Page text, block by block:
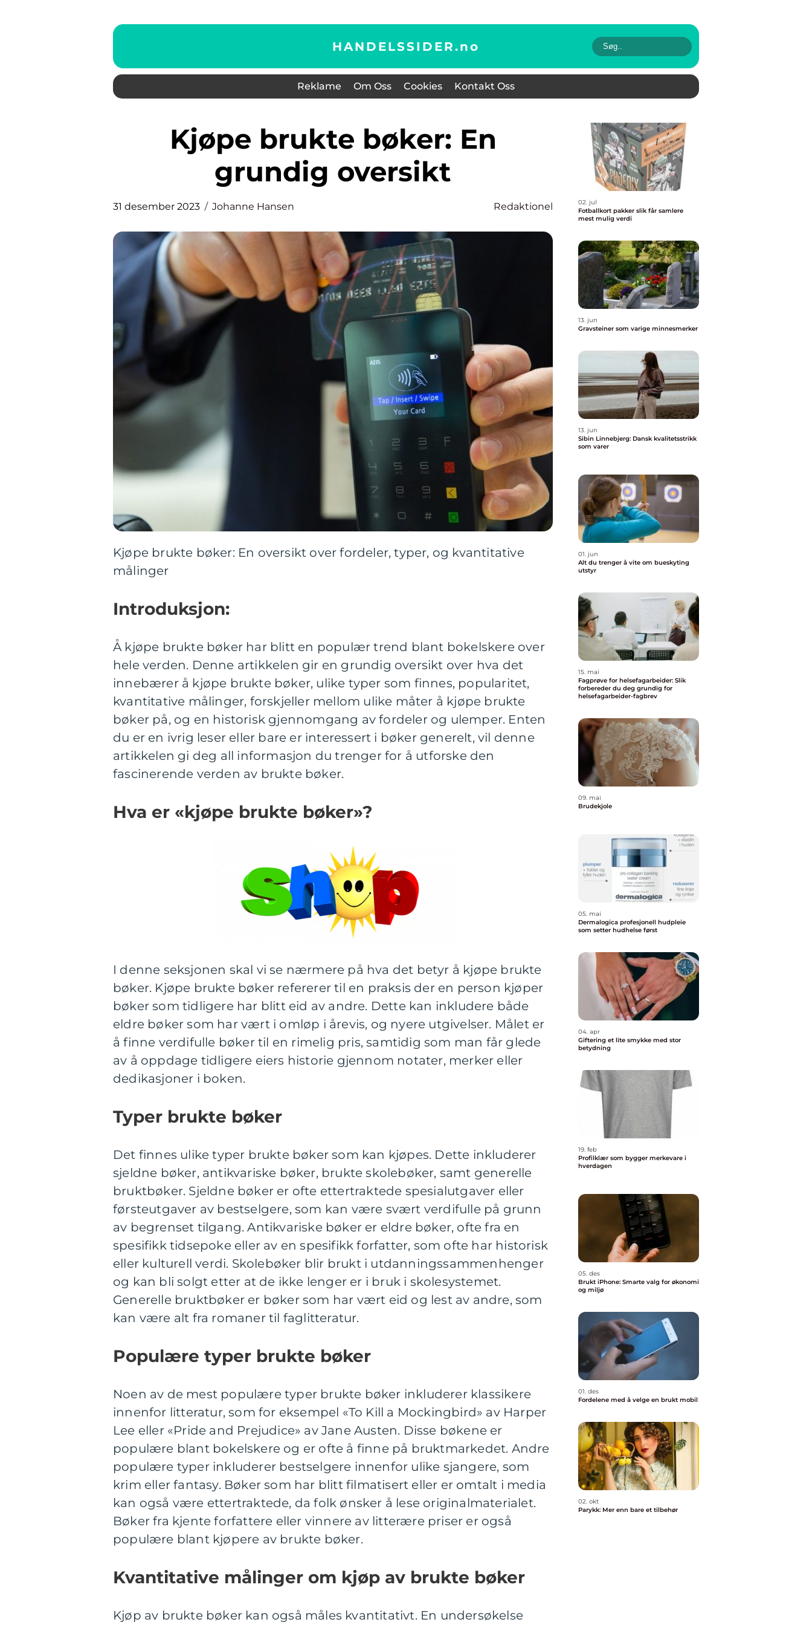
HANDELSSIDER.no
Reklame Om Oss Cookies Kontakt Oss
Kjøpe brukte bøker: En
grundig oversikt
31 desember 2023 Johanne Hansen Redaktionel
Kjøpe brukte bøker: En oversikt over fordeler, typer, og kvantitative
målinger
Introduksjon:
Å kjøpe brukte bøker har blitt en populær trend blant bokelskere over
hele verden. Denne artikkelen gir en grundig oversikt over hva det
innebærer å kjøpe brukte bøker, ulike typer som finnes, popularitet,
kvantitative målinger, forskjeller mellom ulike måter å kjøpe brukte
bøker på, og en historisk gjennomgang av fordeler og ulemper. Enten
du er en ivrig leser eller bare er interessert i bøker generelt, vil denne
artikkelen gi deg all informasjon du trenger for å utforske den
fascinerende verden av brukte bøker.
Hva er «kjøpe brukte bøker»?
I denne seksjonen skal vi se nærmere på hva det betyr å kjøpe brukte
bøker. Kjøpe brukte bøker refererer til en praksis der en person kjøper
bøker som tidligere har blitt eid av andre. Dette kan inkludere både
eldre bøker som har vært i omløp i årevis, og nyere utgivelser. Målet er
å finne verdifulle bøker til en rimelig pris, samtidig som man får glede
av å oppdage tidligere eiers historie gjennom notater, merker eller
dedikasjoner i boken.
Typer brukte bøker
Det finnes ulike typer brukte bøker som kan kjøpes. Dette inkluderer
sjeldne bøker, antikvariske bøker, brukte skolebøker, samt generelle
bruktbøker. Sjeldne bøker er ofte ettertraktede spesialutgaver eller
førsteutgaver av bestselgere, som kan være svært verdifulle på grunn
av begrenset tilgang. Antikvariske bøker er eldre bøker, ofte fra en
spesifikk tidsepoke eller av en spesifikk forfatter, som ofte har historisk
eller kulturell verdi. Skolebøker blir brukt i utdanningssammenhenger
og kan bli solgt etter at de ikke lenger er i bruk i skolesystemet.
Generelle bruktbøker er bøker som har vært eid og lest av andre, som
kan være alt fra romaner til faglitteratur.
Populære typer brukte bøker
Noen av de mest populære typer brukte bøker inkluderer klassikere
innenfor litteratur, som for eksempel «To Kill a Mockingbird» av Harper
Lee eller «Pride and Prejudice» av Jane Austen. Disse bøkene er
populære blant bokelskere og er ofte å finne på bruktmarkedet. Andre
populære typer inkluderer bestselgere innenfor ulike sjangere, som
krim eller fantasy. Bøker som har blitt filmatisert eller er omtalt i media
kan også være ettertraktede, da folk ønsker å lese originalmaterialet.
Bøker fra kjente forfattere eller vinnere av litterære priser er også
populære blant kjøpere av brukte bøker.
Kvantitative målinger om kjøp av brukte bøker
Kjøp av brukte bøker kan også måles kvantitativt. En undersøkelse
02. jul
Fotballkort pakker slik får samlere
mest mulig verdi
13. jun
Gravsteiner som varige minnesmerker
13. jun
Sibin Linnebjerg: Dansk kvalitetsstrikk
som varer
01. jun
Alt du trenger å vite om bueskyting
utstyr
15. mai
Fagprøve for helsefagarbeider: Slik
forbereder du deg grundig for
helsefagarbeider-fagbrev
09. mai
Brudekjole
05. mai
Dermalogica profesjonell hudpleie
som setter hudhelse først
04. apr
Giftering et lite smykke med stor
betydning
19. feb
Profilklær som bygger merkevare i
hverdagen
05. des
Brukt iPhone: Smarte valg for økonomi
og miljø
01. des
Fordelene med å velge en brukt mobil
02. okt
Parykk: Mer enn bare et tilbehør